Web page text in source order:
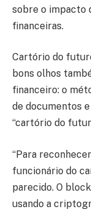
sobre o impacto
financeiras.
Cartório do
bons olhos
financeiro: o
de documentos
“cartório do
“Para
funcionário do
parecido. O
usando a